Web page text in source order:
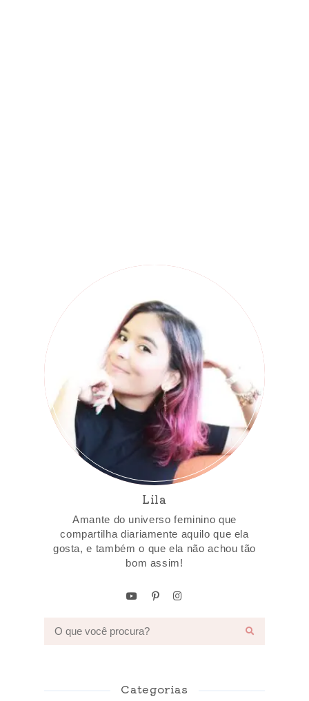
Lila
Amante do universo feminino que
compartilha diariamente aquilo que ela
gosta, e também o que ela não achou tão
bom assim!
Categorias